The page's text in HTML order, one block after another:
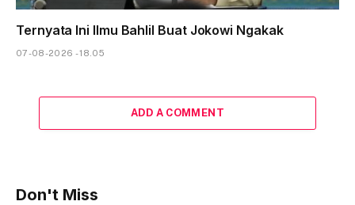
Ternyata Ini Ilmu Bahlil Buat Jokowi Ngakak
07-08-2026 - 18.05
ADD A COMMENT
Don't Miss